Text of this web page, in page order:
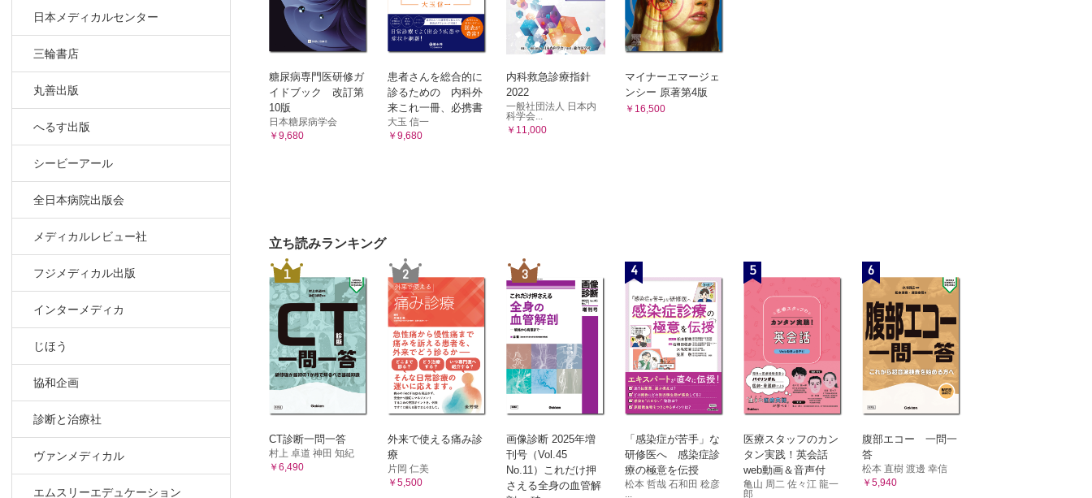
日本メディカルセンター
三輪書店
丸善出版
へるす出版
シービーアール
全日本病院出版会
メディカルレビュー社
フジメディカル出版
インターメディカ
じほう
協和企画
診断と治療社
ヴァンメディカル
エムスリーエデュケーション
9.6 涙小管断裂の手術 （鎌尾知行）
9.7 涙囊鼻腔吻合術 （園田真也，田松裕一）
Chapter 10 手術室でのトラブルシューティング（2）前眼部手術
10.1 全層角膜移植術（PKP） （山田直之）
10.2 深部層状角膜移植術（DALK） （加山結万，山口剛史）
10.3 角膜内皮移植（DMEK，DSAEK） （横川英明，小林 顕）
10.4 羊膜移植，輪部移植 （家室 怜，相馬剛至）
11.3 ハイドロダイセクション～水晶体乳化吸引 （西村栄一）
11.4 皮質吸引～術終了 （塙本 宰）
11.5 IOL二次挿入 （松田泰輔）
ADVICE ダブルニードル法に適したデバイス
11.6 IOLの選定（多焦点IOL，トーリックIOL），度数計算 （中村邦彦）
Chapter 12 手術室でのトラブルシューティング（4）緑内障手術
12.1 線維柱帯切除術 （滝澤菜摘，芝 大介）
12.2 線維柱帯切開術，低侵襲緑内障手術（MIGS） （金森章泰）
12.3 チューブシャント手術 （岩﨑健太郎）
Chapter 13 手術室でのトラブルシューティング（5）後眼部手術
13.1 バックル手術 （中間崇仁）
ADVICE 双眼倒像鏡下，仰臥位での眼底診察の修練
糖尿病専門医研修ガ
イドブック 改訂第
10版
日本糖尿病学会
￥9,680
患者さんを総合的に
診るための 内科外
来これ一冊、必携書
大玉 信一
￥9,680
内科救急診療指針
2022
一般社団法人 日本内
科学会...
￥11,000
マイナーエマージェ
ンシー 原著第4版
￥16,500
立ち読みランキング
1
CT診断一問一答
村上 卓道 神田 知紀
￥6,490
2
外来で使える痛み診
療
片岡 仁美
￥5,500
3
画像診断 2025年増
刊号（Vol.45
No.11）これだけ押
さえる全身の血管解
4
「感染症が苦手」な
研修医へ 感染症診
療の極意を伝授
松本 哲哉 石和田 稔彦
...
5
医療スタッフのカン
タン実践！英会話
web動画＆音声付
亀山 周二 佐々江 龍一
郎
6
腹部エコー 一問一
答
松本 直樹 渡邊 幸信
￥5,940